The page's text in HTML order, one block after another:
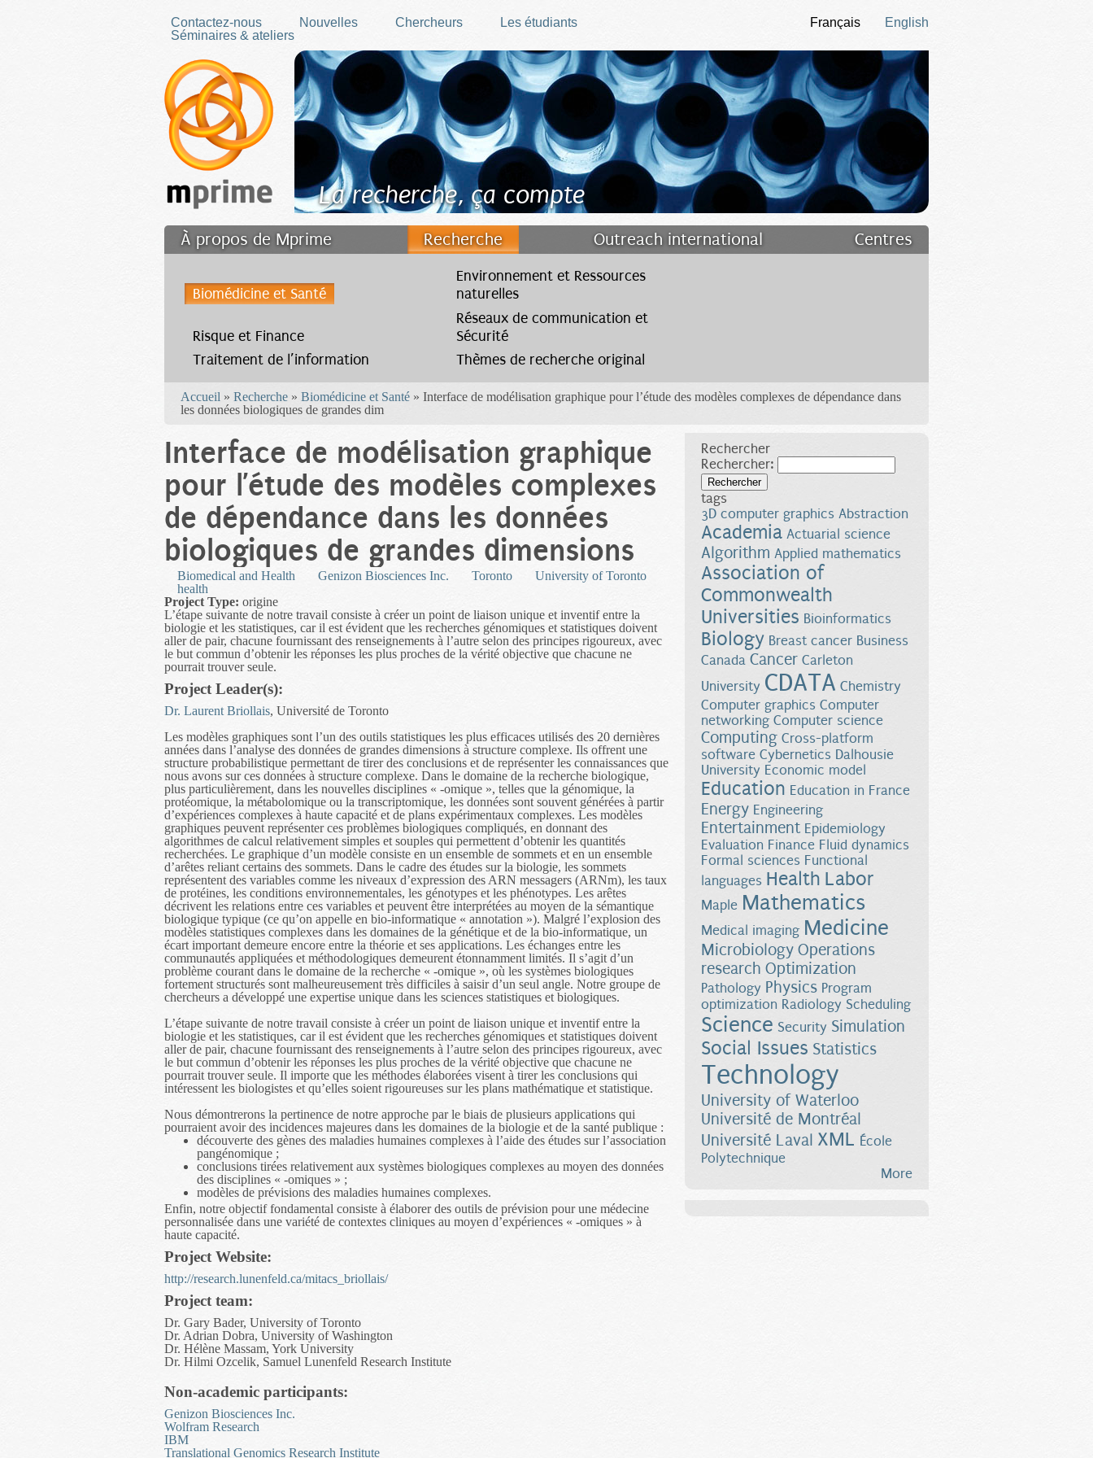
Contactez-nous
Nouvelles Chercheurs
Les étudiants
Séminaires & ateliers
English
Français
La recherche, ça compte
À propos de Mprime Recherche Outreach international
Centres
Filler fr
Biomédicine et Santé
Environnement et Ressources
naturelles
Risque et Finance
Réseaux de communication et
Sécurité
Traitement de l’information
Thèmes de recherche original
Accueil » Recherche » Biomédicine et Santé » Interface de modélisation graphique pour l’étude des modèles complexes de dépendance dans
les données biologiques de grandes dim
Interface de modélisation graphique
pour l’étude des modèles complexes
de dépendance dans les données
biologiques de grandes dimensions
Biomedical and Health Genizon Biosciences Inc. Toronto
University of Toronto
health
Project Type: origine
L’étape suivante de notre travail consiste à créer un point de liaison unique et inventif entre la
biologie et les statistiques, car il est évident que les recherches génomiques et statistiques doivent
aller de pair, chacune fournissant des renseignements à l’autre selon des principes rigoureux, avec
le but commun d’obtenir les réponses les plus proches de la vérité objective que chacune ne
pourrait trouver seule.
Project Leader(s):
Dr. Laurent Briollais, Université de Toronto
Les modèles graphiques sont l’un des outils statistiques les plus efficaces utilisés des 20 dernières
années dans l’analyse des données de grandes dimensions à structure complexe. Ils offrent une
structure probabilistique permettant de tirer des conclusions et de représenter les connaissances que
nous avons sur ces données à structure complexe. Dans le domaine de la recherche biologique,
plus particulièrement, dans les nouvelles disciplines « -omique », telles que la génomique, la
protéomique, la métabolomique ou la transcriptomique, les données sont souvent générées à partir
d’expériences complexes à haute capacité et de plans expérimentaux complexes. Les modèles
graphiques peuvent représenter ces problèmes biologiques compliqués, en donnant des
algorithmes de calcul relativement simples et souples qui permettent d’obtenir les quantités
recherchées. Le graphique d’un modèle consiste en un ensemble de sommets et en un ensemble
d’arêtes reliant certains des sommets. Dans le cadre des études sur la biologie, les sommets
représentent des variables comme les niveaux d’expression des ARN messagers (ARNm), les taux
de protéines, les conditions environnementales, les génotypes et les phénotypes. Les arêtes
décrivent les relations entre ces variables et peuvent être interprétées au moyen de la sémantique
biologique typique (ce qu’on appelle en bio-informatique « annotation »). Malgré l’explosion des
modèles statistiques complexes dans les domaines de la génétique et de la bio-informatique, un
écart important demeure encore entre la théorie et ses applications. Les échanges entre les
communautés appliquées et méthodologiques demeurent étonnamment limités. Il s’agit d’un
problème courant dans le domaine de la recherche « -omique », où les systèmes biologiques
fortement structurés sont malheureusement très difficiles à saisir d’un seul angle. Notre groupe de
chercheurs a développé une expertise unique dans les sciences statistiques et biologiques.
L’étape suivante de notre travail consiste à créer un point de liaison unique et inventif entre la
biologie et les statistiques, car il est évident que les recherches génomiques et statistiques doivent
aller de pair, chacune fournissant des renseignements à l’autre selon des principes rigoureux, avec
le but commun d’obtenir les réponses les plus proches de la vérité objective que chacune ne
pourrait trouver seule. Il importe que les méthodes élaborées visent à tirer les conclusions qui
intéressent les biologistes et qu’elles soient rigoureuses sur les plans mathématique et statistique.
Nous démontrerons la pertinence de notre approche par le biais de plusieurs applications qui
pourraient avoir des incidences majeures dans les domaines de la biologie et de la santé publique :
découverte des gènes des maladies humaines complexes à l’aide des études sur l’association
pangénomique ;
conclusions tirées relativement aux systèmes biologiques complexes au moyen des données
des disciplines « -omiques » ;
modèles de prévisions des maladies humaines complexes.
Enfin, notre objectif fondamental consiste à élaborer des outils de prévision pour une médecine
personnalisée dans une variété de contextes cliniques au moyen d’expériences « -omiques » à
haute capacité.
Project Website:
http://research.lunenfeld.ca/mitacs_briollais/
Project team:
Dr. Gary Bader, University of Toronto
Dr. Adrian Dobra, University of Washington
Dr. Hélène Massam, York University
Dr. Hilmi Ozcelik, Samuel Lunenfeld Research Institute
Non-academic participants:
Genizon Biosciences Inc.
Wolfram Research
IBM
Translational Genomics Research Institute
Rechercher
Rechercher:
tags
3D computer graphics Abstraction
Academia Actuarial science
Algorithm Applied mathematics
Association of
Commonwealth
Universities Bioinformatics
Biology Breast cancer Business
Canada Cancer Carleton
University CDATA Chemistry
Computer graphics Computer
networking Computer science
Computing Cross-platform
software Cybernetics Dalhousie
University Economic model
Education Education in France
Energy Engineering
Entertainment Epidemiology
Evaluation Finance Fluid dynamics
Formal sciences Functional
languages Health Labor
Maple Mathematics
Medical imaging Medicine
Microbiology Operations
research Optimization
Pathology Physics Program
optimization Radiology Scheduling
Science Security Simulation
Social Issues Statistics
Technology
University of Waterloo
Université de Montréal
Université Laval XML École
Polytechnique
More